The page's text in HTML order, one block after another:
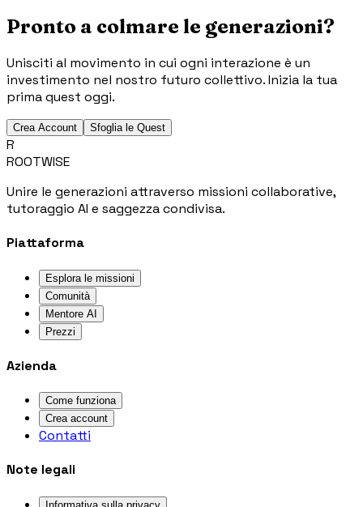
Pronto a colmare le generazioni?
Unisciti al movimento in cui ogni interazione è un
investimento nel nostro futuro collettivo. Inizia la tua
prima quest oggi.
Crea Account Sfoglia le Quest
R
ROOTWISE
Unire le generazioni attraverso missioni collaborative,
tutoraggio AI e saggezza condivisa.
Piattaforma
Esplora le missioni
Comunità
Mentore AI
Prezzi
Azienda
Come funziona
Crea account
Contatti
Note legali